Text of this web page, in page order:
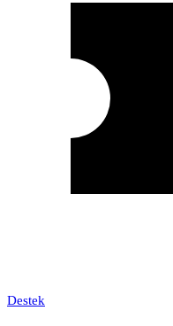
Destek